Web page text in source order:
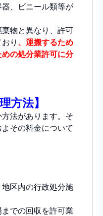
、ビニール類等が
物と異なり、許可
り 、運搬するため
の処分業許可に分
方法】
法があります。そ
その料金について
区内の行政処分施
での回収を許可業